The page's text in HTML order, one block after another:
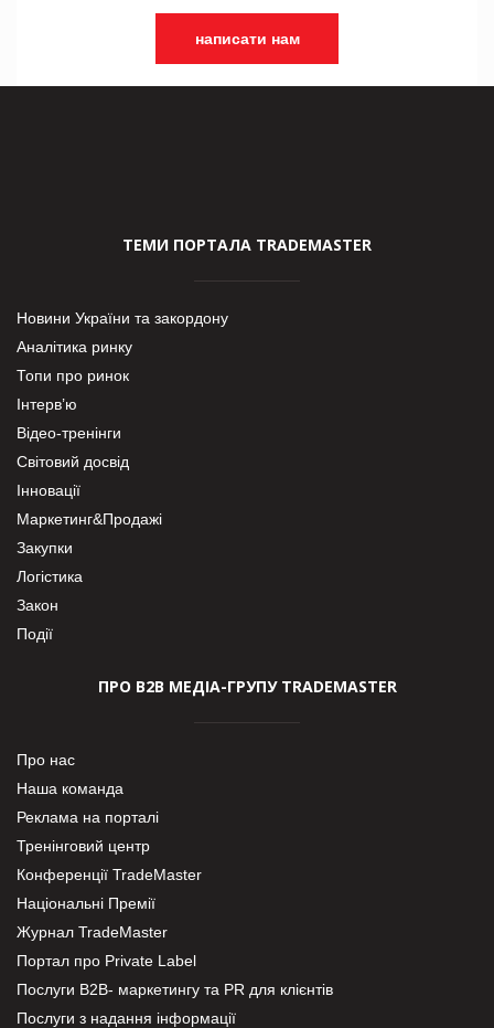
написати нам
ТЕМИ ПОРТАЛА TRADEMASTER
Новини України та закордону
Аналітика ринку
Топи про ринок
Інтерв’ю
Відео-тренінги
Світовий досвід
Інновації
Маркетинг&Продажі
Закупки
Логістика
Закон
Події
ПРО В2В МЕДІА-ГРУПУ TRADEMASTER
Про нас
Наша команда
Реклама на порталі
Тренінговий центр
Конференції TradeMaster
Національні Премії
Журнал TradeMaster
Портал про Private Label
Послуги В2В- маркетингу та PR для клієнтів
Послуги з надання інформації